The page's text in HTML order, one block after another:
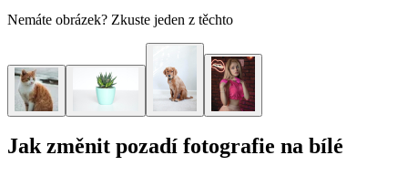
Nemáte obrázek? Zkuste jeden z těchto
Jak změnit pozadí fotografie na bílé